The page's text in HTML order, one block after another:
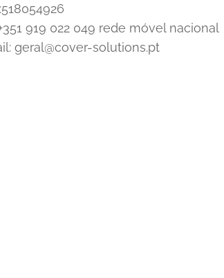
919 022 049 rede móvel nacional
geral@cover-solutions.pt